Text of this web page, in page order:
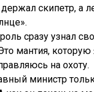
скипетр, а
сразу узнал
мантия,
на охоту.
министр